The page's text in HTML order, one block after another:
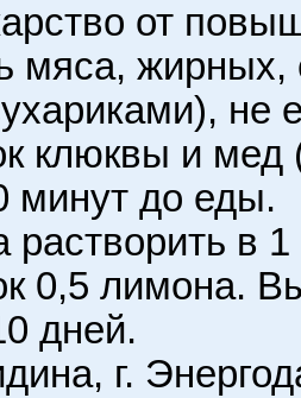
от
мяса,
не
клюквы и мед
минут до еды.
растворить в
0,5 лимона.
дней.
г.